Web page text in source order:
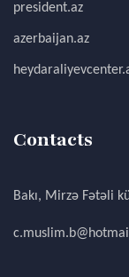
president.az
azerbaijan.az
Contacts
Bakı, Mirzə Fətəli